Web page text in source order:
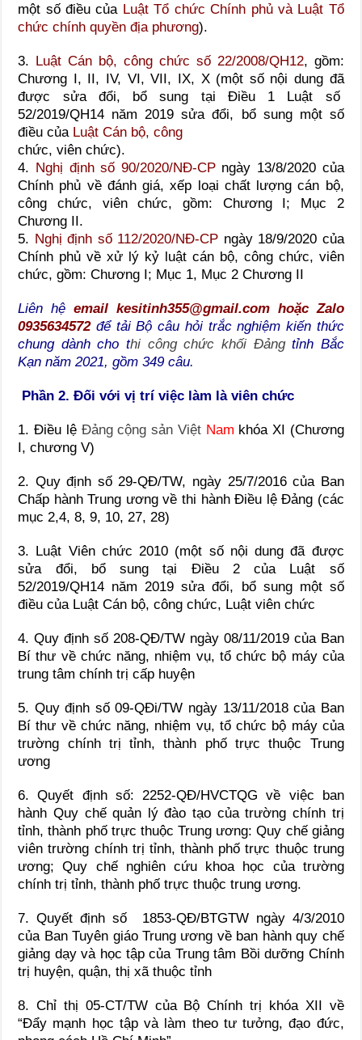
một số điều của Luật Tổ chức Chính phủ và Luật Tổ
chức chính quyền địa phương).
3. Luật Cán bộ, công chức số 22/2008/QH12, gồm:
Chương I, II, IV, VI, VII, IX, X (một số nội dung đã
được sửa đổi, bổ sung tại Điều 1 Luật số
52/2019/QH14 năm 2019 sửa đổi, bổ sung một số
điều của Luật Cán bộ, công
chức, viên chức).
4. Nghị định số 90/2020/NĐ-CPngày 13/8/2020 của
Chính phủ về đánh giá, xếp loại chất lượng cán bộ,
công chức, viên chức, gồm: Chương I; Mục 2
Chương II.
5. Nghị định số 112/2020/NĐ-CP ngày 18/9/2020 của
Chính phủ về xử lý kỷ luật cán bộ, công chức, viên
chức, gồm: Chương I; Mục 1, Mục 2 Chương II
Liên hệemail kesitinh355@gmail.com hoặc Zalo
0935634572để tải Bộ câu hỏi trắc nghiệm kiến thức
chung dành cho thi công chức khối Đảngtỉnh Bắc
Kạn năm 2021, gồm 349 câu.
Phần 2. Đối với vị trí việc làm là viên chức
1. Điều lệ Đảng cộng sản Việt Nam khóa XI (Chương
I, chương V)
2. Quy định số 29-QĐ/TW, ngày 25/7/2016 của Ban
Chấp hành Trung ương về thi hành Điều lệ Đảng (các
mục 2,4, 8, 9, 10, 27, 28)
3. Luật Viên chức 2010 (một số nội dung đã được
sửa đổi, bổ sung tại Điều 2 của Luật số
52/2019/QH14 năm 2019 sửa đổi, bổ sung một số
điều của Luật Cán bộ, công chức, Luật viên chức
4. Quy định số 208-QĐ/TW ngày 08/11/2019 của Ban
Bí thư về chức năng, nhiệm vụ, tổ chức bộ máy của
trung tâm chính trị cấp huyện
5. Quy định số 09-QĐi/TW ngày 13/11/2018 của Ban
Bí thư về chức năng, nhiệm vụ, tổ chức bộ máy của
trường chính trị tỉnh, thành phố trực thuộc Trung
ương
6. Quyết định số: 2252-QĐ/HVCTQG về việc ban
hành Quy chế quản lý đào tạo của trường chính trị
tỉnh, thành phố trực thuộc Trung ương: Quy chế giảng
viên trường chính trị tỉnh, thành phố trực thuộc trung
ương; Quy chế nghiên cứu khoa học của trường
chính trị tỉnh, thành phố trực thuộc trung ương.
7. Quyết định số 1853-QĐ/BTGTW ngày 4/3/2010
của Ban Tuyên giáo Trung ương về ban hành quy chế
giảng dạy và học tập của Trung tâm Bồi dưỡng Chính
trị huyện, quận, thị xã thuộc tỉnh
8. Chỉ thị 05-CT/TW của Bộ Chính trị khóa XII về
“Đẩy mạnh học tập và làm theo tư tưởng, đạo đức,